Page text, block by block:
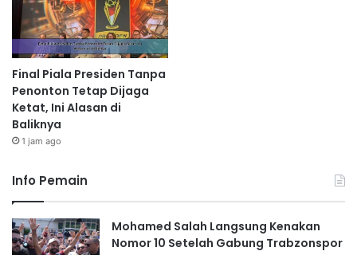
Final Piala Presiden Tanpa
Penonton Tetap Dijaga
Ketat, Ini Alasan di
Baliknya
1 jam ago
Info Pemain
Mohamed Salah Langsung Kenakan
Nomor 10 Setelah Gabung Trabzonspor